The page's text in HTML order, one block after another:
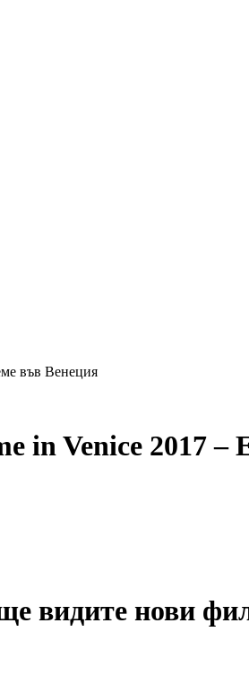
във Венеция
in Venice 2017 –
видите нови